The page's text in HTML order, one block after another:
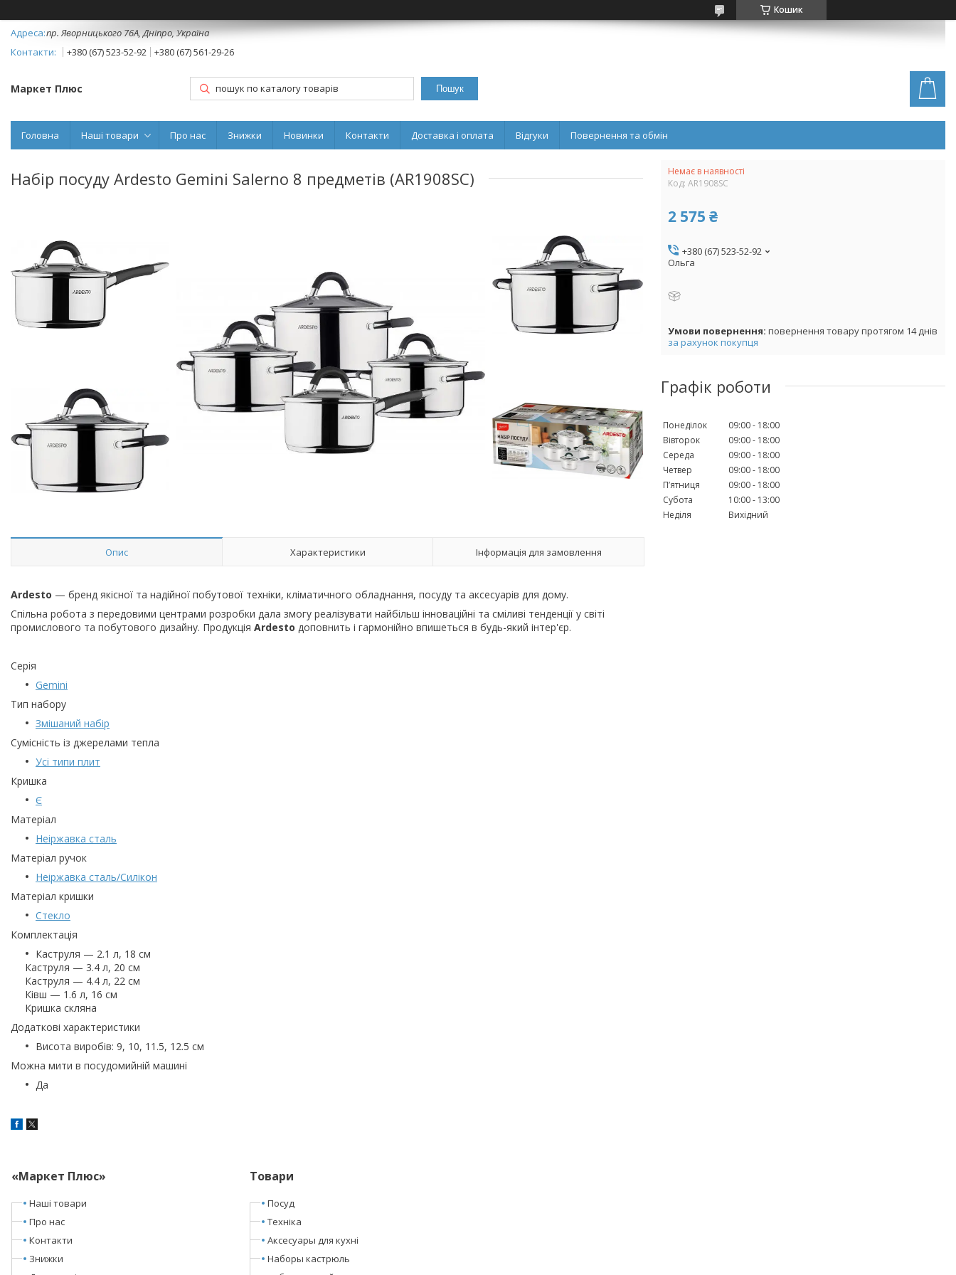
Кошик
пр. Яворницького 76А, Дніпро, Україна
+380 (67) 523-52-92
+380 (67) 561-29-26
Маркет Плюс Пошук
Головна Наші товари Про нас Знижки Новинки Контакти Доставка і оплата Відгуки Повернення та обмін
Набір посуду Ardesto Gemini Salerno 8 предметів (AR1908SC)
Опис Характеристики Інформація для замовлення
Ardesto — бренд якісної та надійної побутової техніки, кліматичного обладнання, посуду та аксесуарів для дому.
Спільна робота з передовими центрами розробки дала змогу реалізувати найбільш інноваційні та сміливі тенденції у світі
промислового та побутового дизайну. Продукція Ardesto доповнить і гармонійно впишеться в будь-який інтер'єр.
Серія
Gemini
Тип набору
Змішаний набір
Сумісність із джерелами тепла
Усі типи плит
Кришка
Є
Матеріал
Неіржавка сталь
Матеріал ручок
Неіржавка сталь/Силікон
Матеріал кришки
Стекло
Комплектація
Каструля — 2.1 л, 18 см
Каструля — 3.4 л, 20 см
Каструля — 4.4 л, 22 см
Ківш — 1.6 л, 16 см
Кришка скляна
Додаткові характеристики
Висота виробів: 9, 10, 11.5, 12.5 см
Можна мити в посудомийній машині
Да
Немає в наявності
Код: AR1908SC
2 575 ₴
+380 (67) 523-52-92
Ольга
повернення товару протягом 14 днів
за рахунок покупця
Графік роботи
Понеділок 09:00
18:00
Вівторок
09:00
18:00
Середа
09:00
18:00
Четвер
09:00
18:00
Пʼятниця
09:00
18:00
Субота
10:00
13:00
Неділя
Вихідний
«Маркет Плюс»
Наші товари
Про нас
Контакти
Знижки
Товари
Посуд
Техніка
Аксесуары для кухні
Наборы кастрюль